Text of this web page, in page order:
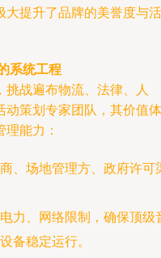
大提升了品牌的美誉度与活
系统工程
战遍布物流、法律、人
动策划专家团队，其价值体
能力：
、场地管理方、政府许可
力、网络限制，确保顶级
备稳定运行。